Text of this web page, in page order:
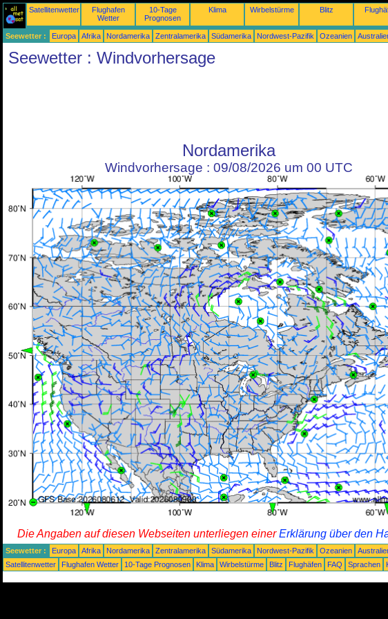
Satellitenwetter
Flughafen
Wetter
10-Tage
Prognosen
Klima Wirbelstürme Blitz
Seewetter : Europa Afrika Nordamerika Zentralamerika Südamerika Nordwest-Pazifik Ozeanien
Seewetter : Windvorhersage
Nordamerika
Windvorhersage : 09/08/2026 um 00 UTC
Die Angaben auf diesen Webseiten unterliegen einerErklärung über den
Seewetter : Europa Afrika Nordamerika Zentralamerika Südamerika Nordwest-Pazifik Ozeanien
Satellitenwetter
Flughafen Wetter 10-Tage Prognosen Klima Wirbelstürme Blitz Flughäfen FAQ Sprachen